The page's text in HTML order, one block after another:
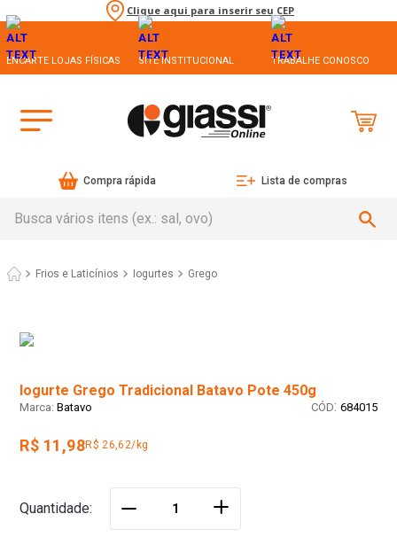
Clique aqui para inserir seu CEP
ENCARTE LOJAS FÍSICAS SITE INSTITUCIONAL TRABALHE CONOSCO
Compra rápida Lista de compras
Frios e Laticínios Iogurtes Grego
Iogurte Grego Tradicional Batavo Pote 450g
Batavo : 684015
R$ 11,98R$ 26,62/kg
Quantidade ＋